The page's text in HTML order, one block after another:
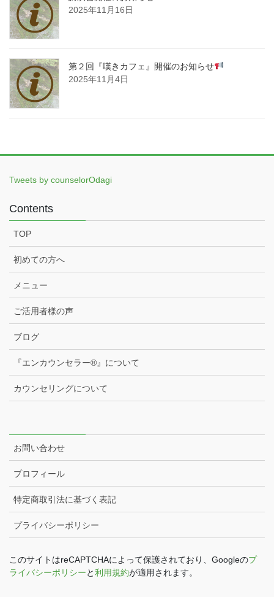
2025年11月16日
第２回『嘆きカフェ』開催のお知らせ
2025年11月4日
Tweets by counselorOdagi
Contents
TOP
初めての方へ
メニュー
ご活用者様の声
ブログ
『エンカウンセラー®️』について
カウンセリングについて
お問い合わせ
プロフィール
特定商取引法に基づく表記
プライバシーポリシー
このサイトはreCAPTCHAによって保護されており、Googleのプ
ライバシーポリシーと利用規約が適用されます。